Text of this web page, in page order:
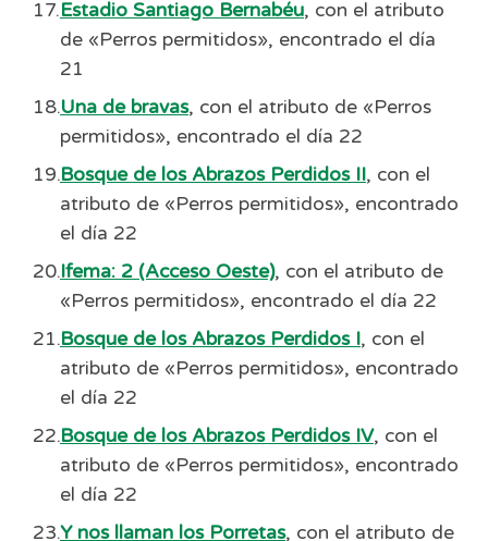
Estadio Santiago Bernabéu, con el atributo
de «Perros permitidos», encontrado el día
21
Una de bravas, con el atributo de «Perros
permitidos», encontrado el día 22
Bosque de los Abrazos Perdidos II, con el
atributo de «Perros permitidos», encontrado
el día 22
Ifema: 2 (Acceso Oeste), con el atributo de
«Perros permitidos», encontrado el día 22
Bosque de los Abrazos Perdidos I, con el
atributo de «Perros permitidos», encontrado
el día 22
Bosque de los Abrazos Perdidos IV, con el
atributo de «Perros permitidos», encontrado
el día 22
Y nos llaman los Porretas, con el atributo de